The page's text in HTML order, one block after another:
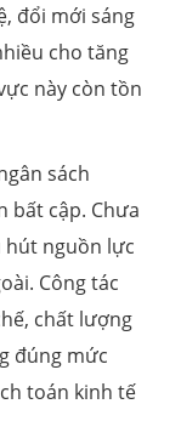
đổi mới sáng
cho tăng
này còn tồn
sách
bất cập. Chưa
hút nguồn lực
Công tác
chất lượng
đúng mức
toán kinh tế